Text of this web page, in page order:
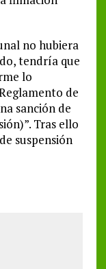
no hubiera
tendría que
lo
de
sanción de
Tras ello
suspensión